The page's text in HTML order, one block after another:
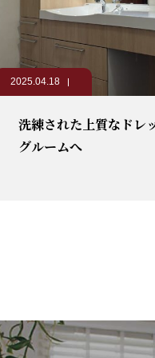
2025.04.18
洗練された上質なドレ
グルームへ